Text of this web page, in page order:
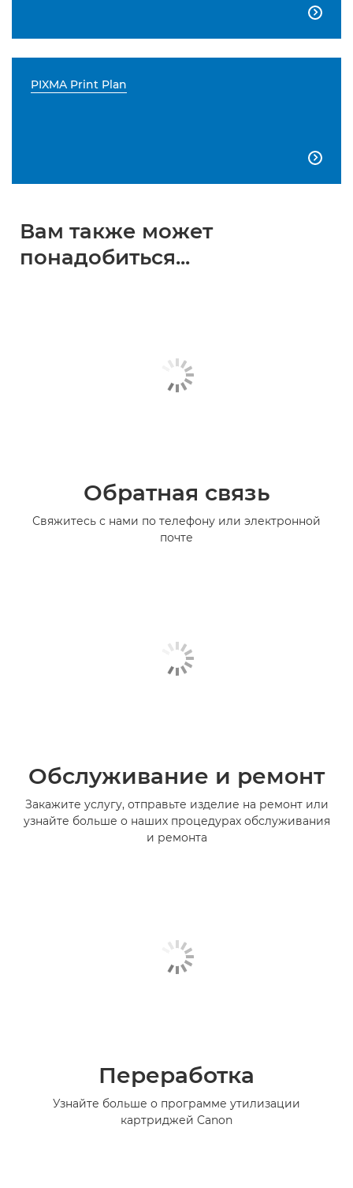

PIXMA Print Plan

Вам также может
понадобиться...
Обратная связь
Свяжитесь с нами по телефону или электронной
почте
Обслуживание и ремонт
Закажите услугу, отправьте изделие на ремонт или
узнайте больше о наших процедурах обслуживания
и ремонта
Переработка
Узнайте больше о программе утилизации
картриджей Canon